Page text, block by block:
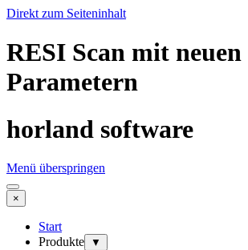
Direkt zum Seiteninhalt
RESI Scan mit neuen
Parametern
horland software
Menü überspringen
×
Start
Produkte
▼